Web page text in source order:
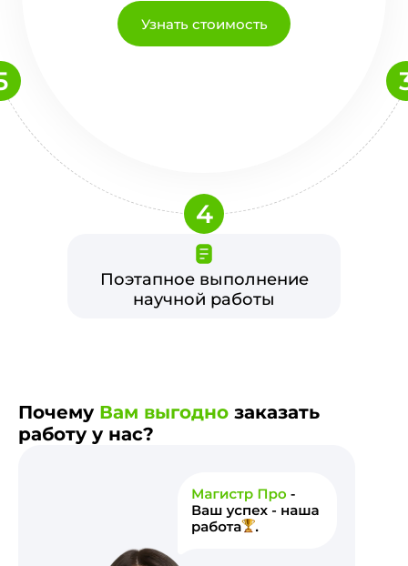
Узнать стоимость
Поэтапное выполнение
научной работы
4
Почему Вам выгодно заказать
работу у нас?